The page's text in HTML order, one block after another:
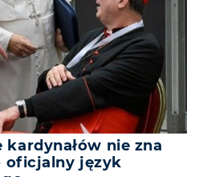
nie zna
oficjalny język